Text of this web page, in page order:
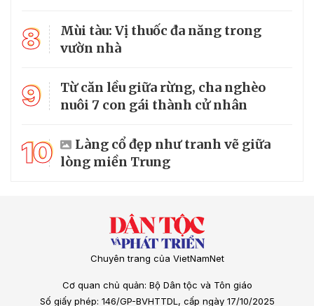
8
Mùi tàu: Vị thuốc đa năng trong
vườn nhà
9
Từ căn lều giữa rừng, cha nghèo
nuôi 7 con gái thành cử nhân
10
Làng cổ đẹp như tranh vẽ giữa
lòng miền Trung
Chuyên trang của VietNamNet
Cơ quan chủ quản: Bộ Dân tộc và Tôn giáo
Số giấy phép: 146/GP-BVHTTDL, cấp ngày 17/10/2025